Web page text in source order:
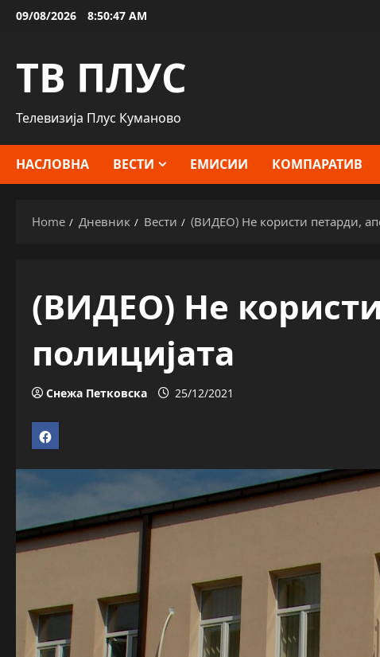
Skip09/08/2026 8:50:48 AM
ТВ ПЛУС
Телевизија Плус Куманово
НАСЛОВНА ВЕСТИ ЕМИСИИ КОМПАРАТИВ
Home Дневник Вести (ВИДЕО) Не користи петарди,
(ВИДЕО) Не
полицијата
Снежа Петковска 25/12/2021